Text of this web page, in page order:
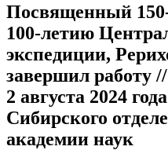
Посвященный
100-летию
экспедиции,
завершил работу
2 августа 2024
Сибирского
академии наук